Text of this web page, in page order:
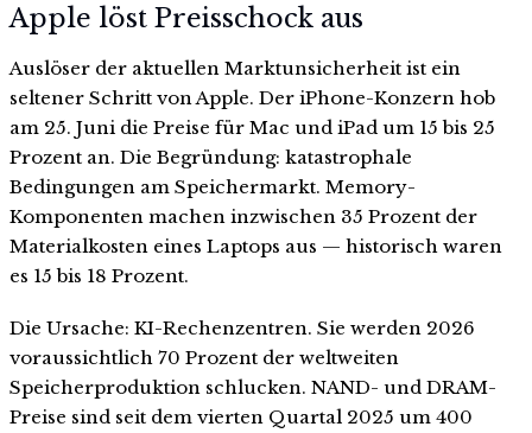
Apple löst Preisschock aus
Auslöser der aktuellen Marktunsicherheit ist ein
seltener Schritt von Apple. Der iPhone-Konzern hob
am 25. Juni die Preise für Mac und iPad um 15 bis 25
Prozent an. Die Begründung: katastrophale
Bedingungen am Speichermarkt. Memory-
Komponenten machen inzwischen 35 Prozent der
Materialkosten eines Laptops aus — historisch waren
es 15 bis 18 Prozent.
Die Ursache: KI-Rechenzentren. Sie werden 2026
voraussichtlich 70 Prozent der weltweiten
Speicherproduktion schlucken. NAND- und DRAM-
Preise sind seit dem vierten Quartal 2025 um 400